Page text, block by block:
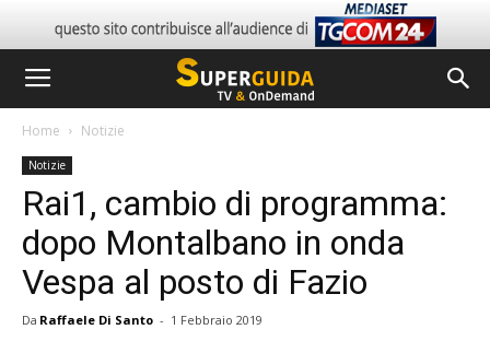
Home Notizie
Notizie
Rai1, cambio di programma:
dopo Montalbano in onda
Vespa al posto di Fazio
Da Raffaele Di Santo - 1 Febbraio 2019